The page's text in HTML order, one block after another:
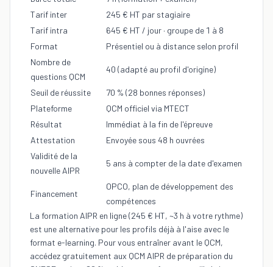
Tarif inter
245 € HT par stagiaire
Tarif intra
645 € HT / jour · groupe de 1 à 8
Format
Présentiel ou à distance selon profil
Nombre de
questions QCM
40 (adapté au profil d'origine)
Seuil de réussite
70 % (28 bonnes réponses)
Plateforme
QCM officiel via MTECT
Résultat
Immédiat à la fin de l'épreuve
Attestation
Envoyée sous 48 h ouvrées
Validité de la
nouvelle AIPR
5 ans à compter de la date d'examen
Financement
OPCO, plan de développement des
compétences
La formation AIPR en ligne(245 € HT, ~3 h à votre rythme)
est une alternative pour les profils déjà à l'aise avec le
format e-learning. Pour vous entraîner avant le QCM,
accédez gratuitement aux QCM AIPR de préparation du